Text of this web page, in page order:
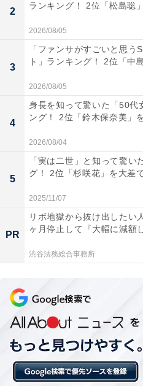
寄付受入額30億円以上
1位の愛知県幸田町を除き、
円台が中心です。受入額が
市の146億1619万1000円と
単価5〜15万円が多くな
寄付額10〜30億円未満では
（単価43万5953円）、2位「
2
ランキング！ 2位「松島聡
2026/08/05
3
「ファンサがすごいと思う
ト」ランキング！ 2位「中
2026/08/05
4
身長を知って驚いた「50代
ング！ 2位「鈴木保奈美」
2026/08/04
5
「実は二世」と知って驚い
グ！ 2位「杉咲花」を大差
2025/11/07
PR
リボ地獄から抜け出したい
ヶ月停止して『大幅に減額
渋谷法務総合事務所